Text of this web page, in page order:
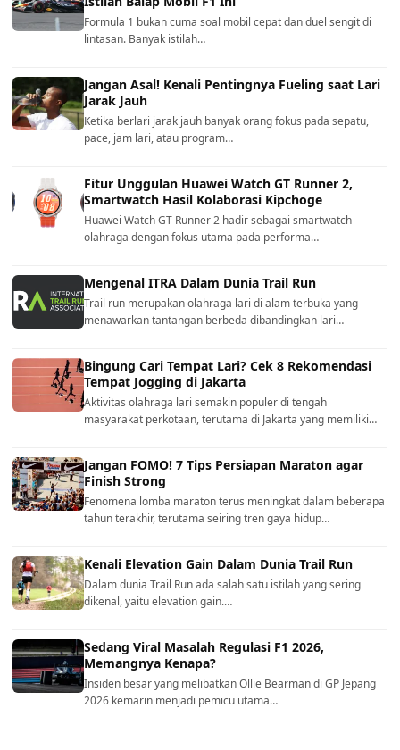
Formula 1 bukan cuma soal mobil cepat dan duel sengit di
lintasan. Banyak istilah…
Jangan Asal! Kenali Pentingnya Fueling saat Lari
Jarak Jauh
Ketika berlari jarak jauh banyak orang fokus pada sepatu,
pace, jam lari, atau program…
Fitur Unggulan Huawei Watch GT Runner 2,
Smartwatch Hasil Kolaborasi Kipchoge
Huawei Watch GT Runner 2 hadir sebagai smartwatch
olahraga dengan fokus utama pada performa…
Mengenal ITRA Dalam Dunia Trail Run
Trail run merupakan olahraga lari di alam terbuka yang
menawarkan tantangan berbeda dibandingkan lari…
Bingung Cari Tempat Lari? Cek 8 Rekomendasi
Tempat Jogging di Jakarta
Aktivitas olahraga lari semakin populer di tengah
masyarakat perkotaan, terutama di Jakarta yang memiliki…
Jangan FOMO! 7 Tips Persiapan Maraton agar
Finish Strong
Fenomena lomba maraton terus meningkat dalam beberapa
tahun terakhir, terutama seiring tren gaya hidup…
Kenali Elevation Gain Dalam Dunia Trail Run
Dalam dunia Trail Run ada salah satu istilah yang sering
dikenal, yaitu elevation gain.…
Sedang Viral Masalah Regulasi F1 2026,
Memangnya Kenapa?
Insiden besar yang melibatkan Ollie Bearman di GP Jepang
2026 kemarin menjadi pemicu utama…